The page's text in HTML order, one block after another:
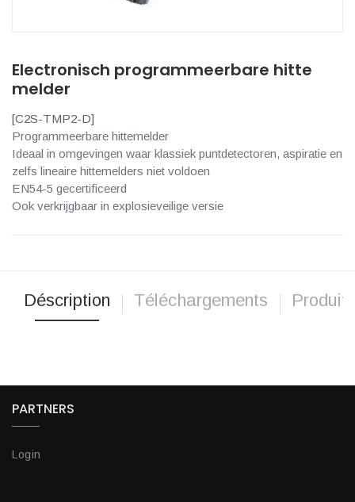
Electronisch programmeerbare hitte
melder
[C2S-TMP2-D]
Programmeerbare hittemelder
Ideaal in omgevingen waar klassiek puntdetectoren, aspiratie en
zelfs lineaire hittemelders niet voldoen
EN54-5 gecertificeerd
Ook verkrijgbaar in explosieveilige versie
Déscription Téléchargements
PARTNERS
Login